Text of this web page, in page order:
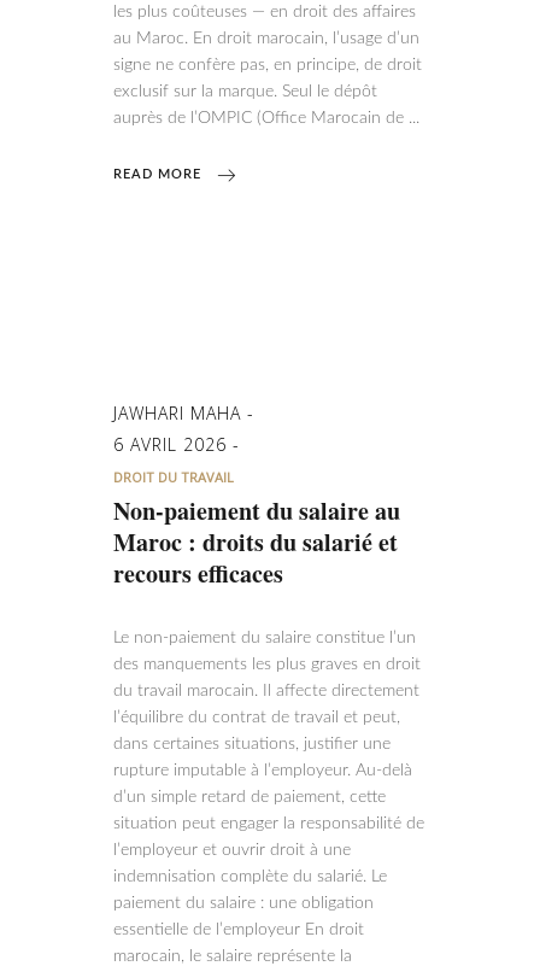
les plus coûteuses — en droit des affaires
au Maroc. En droit marocain, l’usage d’un
signe ne confère pas, en principe, de droit
exclusif sur la marque. Seul le dépôt
auprès de l’OMPIC (Office Marocain de
READ MORE
JAWHARI MAHA
6 AVRIL 2026
DROIT DU TRAVAIL
Non-paiement du salaire au
Maroc : droits du salarié et
recours efficaces
Le non-paiement du salaire constitue l’un
des manquements les plus graves en droit
du travail marocain. Il affecte directement
l’équilibre du contrat de travail et peut,
dans certaines situations, justifier une
rupture imputable à l’employeur. Au-delà
d’un simple retard de paiement, cette
situation peut engager la responsabilité de
l’employeur et ouvrir droit à une
indemnisation complète du salarié. Le
paiement du salaire : une obligation
essentielle de l’employeur En droit
marocain, le salaire représente la